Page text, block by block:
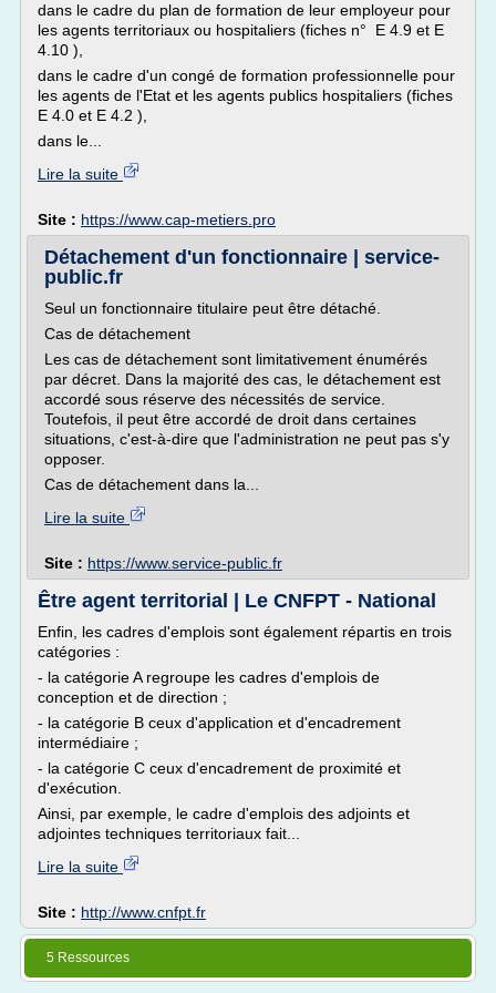
dans le cadre du plan de formation de leur employeur pour
les agents territoriaux ou hospitaliers (fiches n° E 4.9 et E
4.10 ),
dans le cadre d'un congé de formation professionnelle pour
les agents de l'Etat et les agents publics hospitaliers (fiches
E 4.0 et E 4.2 ),
dans le...
Lire la suite
Site : https://www.cap-metiers.pro
Détachement d'un fonctionnaire | service-
public.fr
Seul un fonctionnaire titulaire peut être détaché.
Cas de détachement
Les cas de détachement sont limitativement énumérés
par décret. Dans la majorité des cas, le détachement est
accordé sous réserve des nécessités de service.
Toutefois, il peut être accordé de droit dans certaines
situations, c'est-à-dire que l'administration ne peut pas s'y
opposer.
Cas de détachement dans la...
Lire la suite
Site : https://www.service-public.fr
Être agent territorial | Le CNFPT - National
Enfin, les cadres d'emplois sont également répartis en trois
catégories :
- la catégorie A regroupe les cadres d'emplois de
conception et de direction ;
- la catégorie B ceux d'application et d'encadrement
intermédiaire ;
- la catégorie C ceux d'encadrement de proximité et
d'exécution.
Ainsi, par exemple, le cadre d'emplois des adjoints et
adjointes techniques territoriaux fait...
Lire la suite
Site : http://www.cnfpt.fr
5 Ressources